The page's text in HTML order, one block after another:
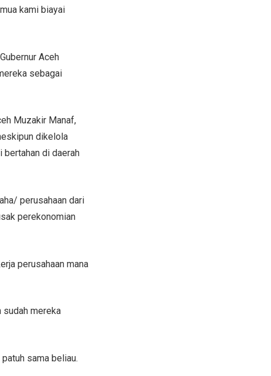
kami biayai
Aceh
sebagai
Muzakir Manaf,
dikelola
bertahan di daerah
perusahaan dari
perekonomian
perusahaan mana
sudah mereka
sama beliau.